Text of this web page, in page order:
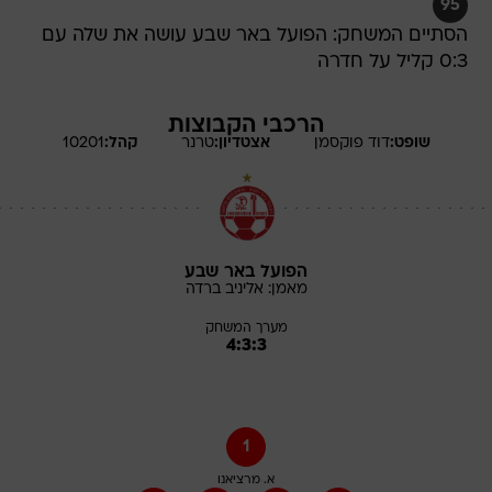
95
הסתיים המשחק: הפועל באר שבע עושה את שלה עם
0:3 קליל על חדרה
הרכבי הקבוצות
שופט:דוד פוקסמן אצטדיון:טרנר קהל: 10201
הפועל באר שבע
מאמן: אליניב ברדה
מערך המשחק
4:3:3
1
א. מרציאנו